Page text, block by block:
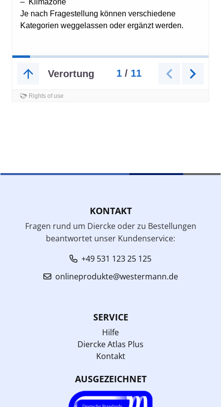
KONTAKT
Fragen rund um Diercke oder zu Bestellungen
beantwortet unser Kundenservice:
+49 531 123 25 125
onlineprodukte@westermann.de
SERVICE
Hilfe
Diercke Atlas Plus
Kontakt
AUSGEZEICHNET